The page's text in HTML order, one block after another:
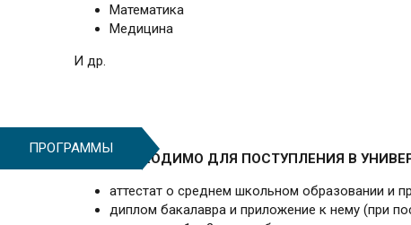
Математика
Медицина
И др.
ЧТО НЕОБХОДИМО ДЛЯ ПОСТУПЛЕНИЯ В
аттестат о среднем школьном образовании и
диплом бакалавра и приложение к нему (при
ПРОГРАММЫ